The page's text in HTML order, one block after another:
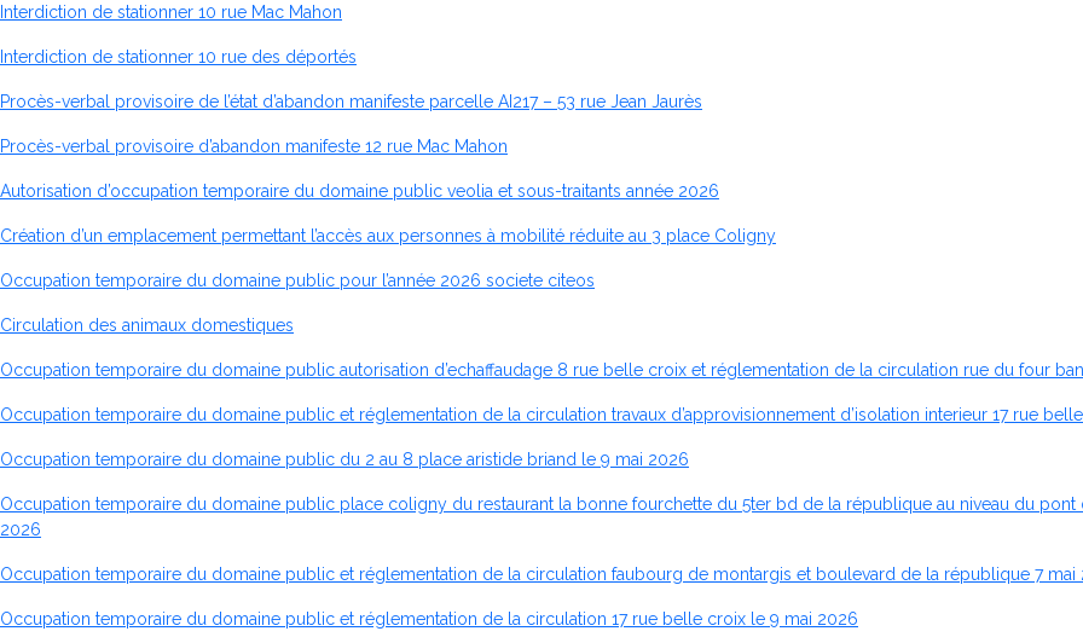
Interdiction de stationner 10 rue Mac Mahon
Interdiction de stationner 10 rue des déportés
Procès-verbal provisoire de l’état d’abandon manifeste parcelle AI217 – 53 rue Jean Jaurès
Procès-verbal provisoire d’abandon manifeste 12 rue Mac Mahon
Autorisation d’occupation temporaire du domaine public veolia et sous-traitants année 2026
Création d’un emplacement permettant l’accès aux personnes à mobilité réduite au 3 place Coligny
Occupation temporaire du domaine public pour l’année 2026 societe citeos
Circulation des animaux domestiques
Occupation temporaire du domaine public autorisation d’echaffaudage 8 rue belle croix et réglementation de la circulation rue du four
Occupation temporaire du domaine public et réglementation de la circulation travaux d’approvisionnement d’isolation interieur 17 rue
Occupation temporaire du domaine public du 2 au 8 place aristide briand le 9 mai 2026
Occupation temporaire du domaine public place coligny du restaurant la bonne fourchette du 5ter bd de la république au niveau du
2026
Occupation temporaire du domaine public et réglementation de la circulation faubourg de montargis et boulevard de la république 7 mai
Occupation temporaire du domaine public et réglementation de la circulation 17 rue belle croix le 9 mai 2026